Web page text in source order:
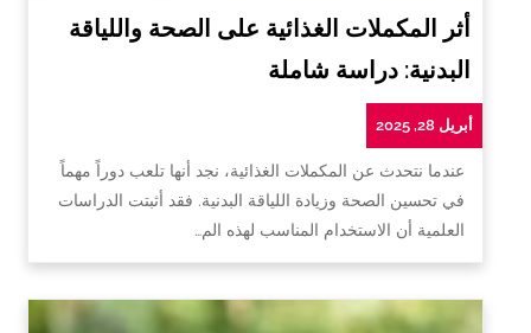
أثر المكملات الغذائية على الصحة واللياقة
البدنية: دراسة شاملة
أبريل 28, 2025
عندما نتحدث عن المكملات الغذائية، نجد أنها تلعب دوراً مهماً
في تحسين الصحة وزيادة اللياقة البدنية. فقد أثبتت الدراسات
العلمية أن الاستخدام المناسب لهذه الم…